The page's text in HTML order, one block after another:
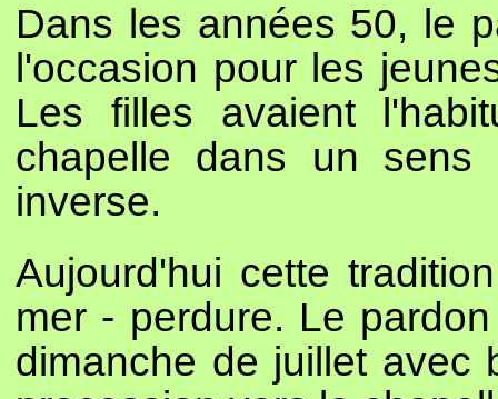
Dans les années 50, le
l'occasion pour les
Les filles avaient
chapelle dans un
inverse.
Aujourd'hui cette
mer - perdure. Le
dimanche de juillet avec